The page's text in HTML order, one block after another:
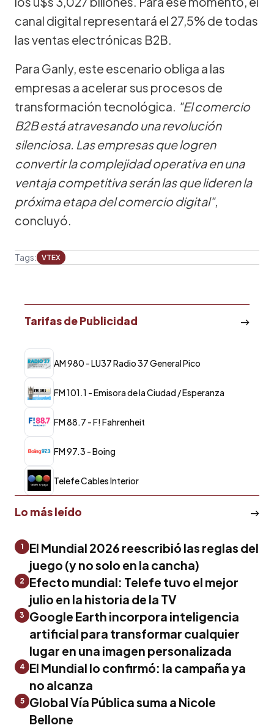
canal digital representará el 27,5% de todas
las ventas electrónicas B2B.
Para Ganly, este escenario obliga a las
empresas a acelerar sus procesos de
transformación tecnológica. "El comercio
B2B está atravesando una revolución
silenciosa. Las empresas que logren
convertir la complejidad operativa en una
ventaja competitiva serán las que lideren la
próxima etapa del comercio digital",
concluyó.
Tags: VTEX
Tarifas de Publicidad
AM 980 - LU37 Radio 37 General Pico
FM 101.1 - Emisora de la Ciudad / Esperanza
FM 88.7 - F! Fahrenheit
FM 97.3 - Boing
Telefe Cables Interior
Lo más leído
1
El Mundial 2026 reescribió las reglas del
juego (y no solo en la cancha)
2
Efecto mundial: Telefe tuvo el mejor
julio en la historia de la TV
3
Google Earth incorpora inteligencia
artificial para transformar cualquier
lugar en una imagen personalizada
4 El Mundial lo confirmó: la campaña ya
no alcanza
5
Global Vía Pública suma a Nicole
Bellone